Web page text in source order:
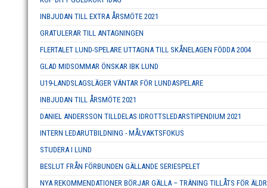
INBJUDAN TILL EXTRA ÅRSMÖTE 2021
GRATULERAR TILL ANTAGNINGEN
FLERTALET LUND-SPELARE UTTAGNA TILL SKÅNELAGEN FÖDDA 2004
GLAD MIDSOMMAR ÖNSKAR IBK LUND
U19-LANDSLAGSLÄGER VÄNTAR FÖR LUNDASPELARE
INBJUDAN TILL ÅRSMÖTE 2021
DANIEL ANDERSSON TILLDELAS IDROTTSLEDARSTIPENDIUM 2021
INTERN LEDARUTBILDNING - MÅLVAKTSFOKUS
STUDERA I LUND
BESLUT FRÅN FÖRBUNDEN GÄLLANDE SERIESPELET
NYA REKOMMENDATIONER BÖRJAR GÄLLA – TRÄNING TILLÅTS FÖR